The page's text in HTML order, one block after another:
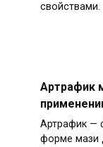
свойствами.
Артрафик
Артрафик —
форме мази